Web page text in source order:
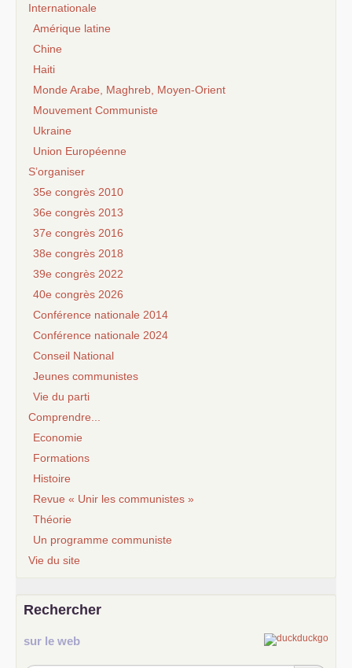
Internationale
Amérique latine
Chine
Haiti
Monde Arabe, Maghreb, Moyen-Orient
Mouvement Communiste
Ukraine
Union Européenne
S’organiser
35e congrès 2010
36e congrès 2013
37e congrès 2016
38e congrès 2018
39e congrès 2022
40e congrès 2026
Conférence nationale 2014
Conférence nationale 2024
Conseil National
Jeunes communistes
Vie du parti
Comprendre...
Economie
Formations
Histoire
Revue « Unir les communistes »
Théorie
Un programme communiste
Vie du site
Rechercher
sur le web